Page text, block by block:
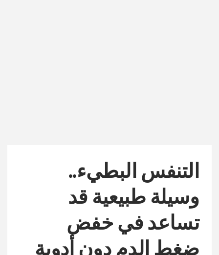
التنفس البطيء..
وسيلة طبيعية قد
تساعد في خفض
ضغط الدم دون أدوية